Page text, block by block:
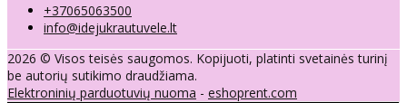
+37065063500
info@idejukrautuvele.lt
2026 © Visos teisės saugomos. Kopijuoti, platinti svetainės turinį
be autorių sutikimo draudžiama.
Elektroninių parduotuvių nuoma - eshoprent.com